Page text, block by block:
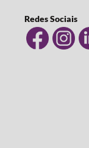
Redes Sociais